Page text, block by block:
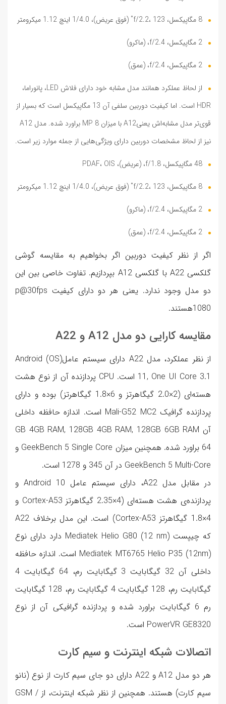
8 مگاپیکسل، f/2.2، 123˚ (فوق عریض)، 1/4.0 اینچ 1.12 میکرومتر
2 مگاپیکسل، f/2.4، (ماکرو)
2 مگاپیکسل، f/2.4، (عمق)
از لحاظ عملکرد همانند مدل مشابه خود دارای فلاش LED، پانوراما،
HDR است. اما کیفیت دوربین سلفی آن 13 مگاپیکسل است که بسیار از
قوی‌تر مدل مشابه‌اش یعنیA12 با میزان MP 8 براورد شده. مدل A12
نیز از لحاظ مشخصات دوربین دارای ویژگی‌هایی از جمله موارد زیر است.
48 مگاپیکسل، f/1.8، (عریض)، PDAF، OIS
8 مگاپیکسل، f/2.2، 123˚ (فوق عریض)، 1/4.0 اینچ 1.12 میکرومتر
2 مگاپیکسل، f/2.4، (ماکرو)
2 مگاپیکسل، f/2.4، (عمق)
اگر از نظر کیفیت دوربین اگر بخواهیم به مقایسه گوشی
گلکسی A22 با گلکسی A12 بپردازیم. تفاوت خاصی بین این
دو مدل وجود ندارد. یعنی هر دو دارای کیفیت p@30fps
1080هستند.
مقایسه کارایی دو مدل A12 و A22
از نظر عملکرد، مدل A22 دارای سیستم عامل(OS) Android
11, One UI Core 3.1 است. CPU پردازنده آن از نوع هشت
هسته‌ای (2×2.0 گیگاهرتز و 6×1.8 گیگاهرتز) بوده و دارای
پردازنده گرافیک Mali-G52 MC2 است. اندازه حافظه داخلی
آن GB 4GB RAM, 128GB 4GB RAM, 128GB 6GB RAM
64 براورد شده. همچنین میزان GeekBench 5 Single Core و
GeekBench 5 Multi-Core در آن 345 و 1278 است.
در مقابل مدل A22، دارای سیستم عامل Android 10 و
پردازنده‌ی هشت هسته‌ای (4×2.35 گیگاهرتز Cortex-A53 و
4×1.8 گیگاهرتز Cortex-A53) است. این مدل برخلاف A22
که چیپست Mediatek Helio G80 (12 nm) دارد دارای نوع
Mediatek MT6765 Helio P35 (12nm) است. اندازه حافظه
داخلی آن 32 گیگابایت 3 گیگابایت رم، 64 گیگابایت 4
گیگابایت رم، 128 گیگابایت 4 گیگابایت رم، 128 گیگابایت
رم 6 گیگابایت براورد شده و پردازنده گرافیکی آن از نوع
PowerVR GE8320 است.
اتصالات شبکه اینترنت و سیم کارت
هر دو مدل A12 و A22 دارای دو جای سیم کارت از نوع (نانو
سیم کارت) هستند. همچنین از نظر شبکه اینترنت، از GSM /